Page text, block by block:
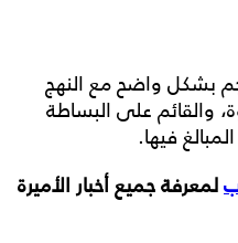
بشكل واضح مع النهج
والقائم على البساطة
فيها.
لمعرفة جميع أخبار الأميرة